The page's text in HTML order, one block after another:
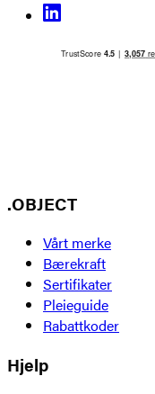
.OBJECT
Vårt merke
Bærekraft
Sertifikater
Pleieguide
Rabattkoder
Hjelp